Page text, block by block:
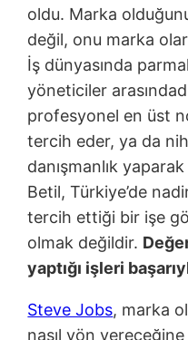
oldu. Marka
değil, onu marka
İş dünyasında
yöneticiler
profesyonel en üst
tercih eder, ya da
danışmanlık
Betil, Türkiye’de
tercih ettiği bir işe
olmak değildir. Değ
yaptığı işleri baş
Steve Jobs, marka
nasıl yön